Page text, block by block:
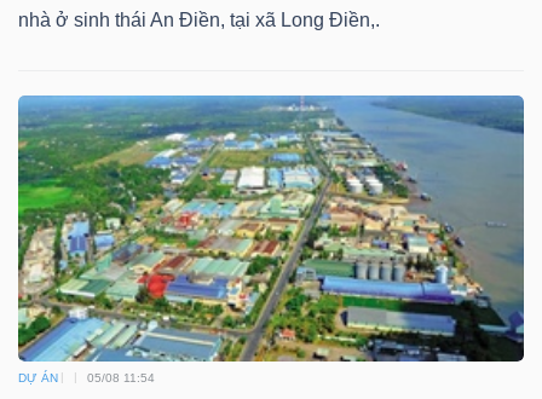
nhà ở sinh thái An Điền, tại xã Long Điền,.
DỰ ÁN 05/08 11:54